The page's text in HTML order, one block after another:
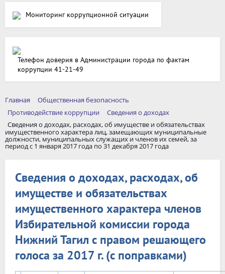
Мониторинг коррупционной ситуации
Телефон доверия в Администрации города по фактам
коррупции 41-21-49
Главная
Общественная безопасность
Противодействие коррупции
Сведения о доходах
Сведения о доходах, расходах, об имуществе и обязательствах
имущественного характера лиц, замещающих муниципальные
должности, муниципальных служащих и членов их семей, за
период с 1 января 2017 года по 31 декабря 2017 года
Сведения о доходах, расходах, об
имуществе и обязательствах
имущественного характера членов
Избирательной комиссии города
Нижний Тагил с правом решающего
голоса за 2017 г. (с поправками)